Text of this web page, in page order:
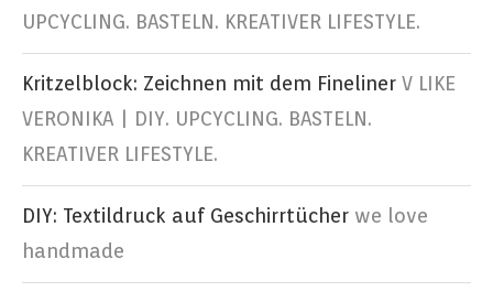
UPCYCLING. BASTELN. KREATIVER LIFESTYLE.
Kritzelblock: Zeichnen mit dem Fineliner V LIKE
VERONIKA | DIY. UPCYCLING. BASTELN.
KREATIVER LIFESTYLE.
DIY: Textildruck auf Geschirrtücher we love
handmade